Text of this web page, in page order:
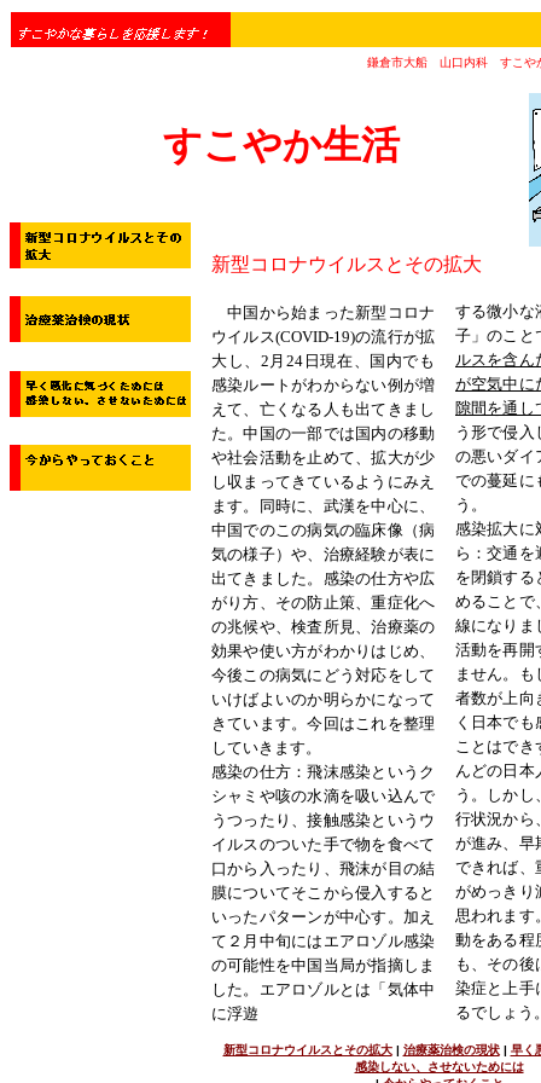
鎌倉市大船 山口内科 すこや
すこやか生活
新型コロナウイルスとその拡大
する微小な
子」のこと
ルスを含ん
が空気中に
隙間を通し
う形で侵入
の悪いダイ
での蔓延に
う。
感染拡大に
ら ：交通
を閉鎖する
めることで
線になりま
活動を再開
ません。も
者数が上向
く日本で
ことはでき
んどの日本
う。しかし
行状況から
が進み、早
できれば、
がめっきり
思われます
動をある程
も、その後
染症と上手
るでしょう
中国から始まった新型コロナ
ウイルス(COVID-19)の流行が拡
大し、 2 月24 日現在、国内でも
感染ルートがわからない例が増
えて、亡くなる人も出てきまし
た。中国の一部では国内の移動
や社会活動を止めて、拡大が少
し収まってきているようにみえ
ます。同時に、武漢を中心に、
中国でのこの病気の臨床像（病
気の様子）や、治療経験が表に
出てきました。感染の仕方や広
がり方、その防止策、重症化へ
の兆候や、検査所見、治療薬の
効果や使い方がわかりはじめ、
今後この病気にどう対応をして
いけばよいのか明らかになって
きています。今回はこれを整理
していきます。
感染の仕方 ：飛沫感染というク
シャミや咳の水滴を吸い込んで
うつったり、接触感染というウ
イルスのついた手で物を食べて
口から入ったり、飛沫が目の結
膜についてそこから侵入すると
いったパターンが中心す。加え
て２月中旬には エアロゾル感染
の可能性を中国当局が指摘しま
した。エアロゾルとは「気体中
に浮遊
新型コロナウイルスとその拡大| 治療薬治検の現状| 早く
感染しない、させないためには